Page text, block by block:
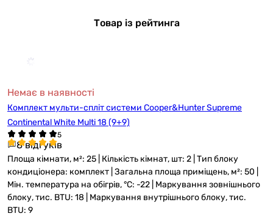
Товар із рейтинга
Немає в наявності
Комплект мульти-спліт системи Cooper&Hunter Supreme
Continental White Multi 18 (9+9)
8 відгуків
Площа кімнати, м²: 25 | Кількість кімнат, шт: 2 | Тип блоку
кондиціонера: комплект | Загальна площа приміщень, м²: 50 |
Мін. температура на обігрів, °C: -22 | Маркування зовнішнього
блоку, тис. BTU: 18 | Маркування внутрішнього блоку, тис.
BTU: 9